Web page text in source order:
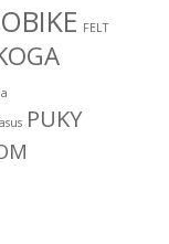
FELT
PUKY